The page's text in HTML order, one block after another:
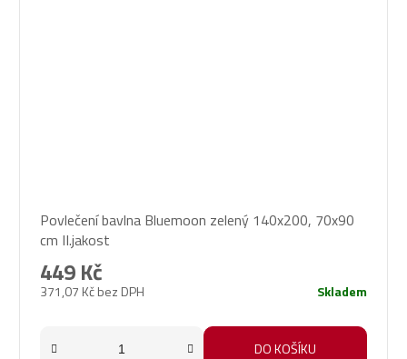
Povlečení bavlna Bluemoon zelený 140x200, 70x90
cm II.jakost
371,07 Kč bez DPH
449 Kč
Skladem
DO KOŠÍKU